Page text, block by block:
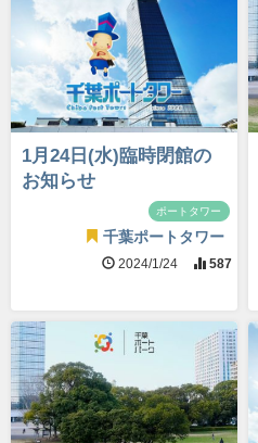
1月24日(水)臨時閉館の
お知らせ
ポートタワー
千葉ポートタワー
2024/1/24 587